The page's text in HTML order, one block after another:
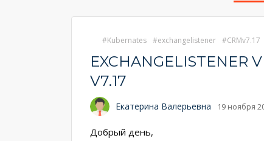
Kubernates exchangelistener CRMv7.17
EXCHANGELISTENER
V7.17
Екатерина Валерьевна 19 ноября
Добрый день,